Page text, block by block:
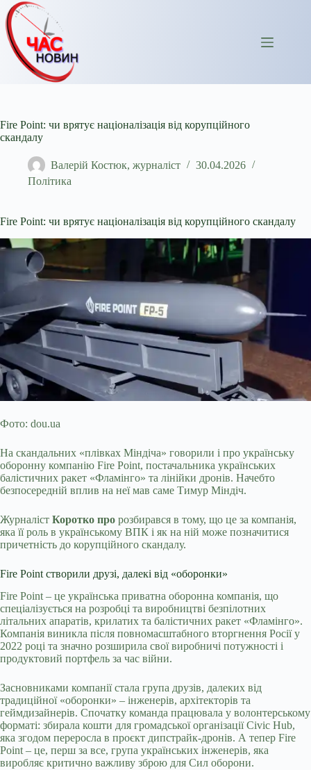
Перейти
до
вмісту
Fire Point: чи врятує націоналізація від корупційного
скандалу
Валерій Костюк, журналіст
30.04.2026
Політика
Fire Point: чи врятує націоналізація від корупційного скандалу
Фото: dou.ua
На скандальних «плівках Міндіча» говорили і про українську
оборонну компанію Fire Point, постачальника українських
балістичних ракет «Фламінго» та лінійки дронів. Начебто
безпосередній вплив на неї мав саме Тимур Міндіч.
Журналіст Коротко про розбирався в тому, що це за компанія,
яка її роль в українському ВПК і як на ній може позначитися
причетність до корупційного скандалу.
Fire Point створили друзі, далекі від «оборонки»
Fire Point – це українська приватна оборонна компанія, що
спеціалізується на розробці та виробництві безпілотних
літальних апаратів, крилатих та балістичних ракет «Фламінго».
Компанія виникла після повномасштабного вторгнення Росії у
2022 році та значно розширила свої виробничі потужності і
продуктовий портфель за час війни.
Засновниками компанії стала група друзів, далеких від
традиційної «оборонки» – інженерів, архітекторів та
геймдизайнерів. Спочатку команда працювала у волонтерському
форматі: збирала кошти для громадської організації Civic Hub,
яка згодом переросла в проєкт дипстрайк-дронів. А тепер Fire
Point – це, перш за все, група українських інженерів, яка
виробляє критично важливу зброю для Сил оборони.